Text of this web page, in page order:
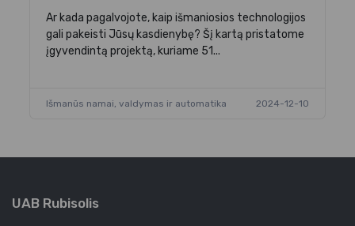
Ar kada pagalvojote, kaip išmaniosios technologijos
gali pakeisti Jūsų kasdienybę? Šį kartą pristatome
įgyvendintą projektą, kuriame 51...
Išmanūs namai, valdymas ir automatika 2024-12-10
UAB Rubisolis